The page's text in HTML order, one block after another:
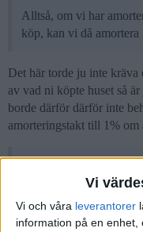
Vi
Vi och våra leverantorer
information på en
Alltså, om vi har
köp, kan vi då amortera
Det här torde ju inte kräva
av vad ni köpte huset så
borde därför därför inte
amorteringstakt till 1% om
Eller måste man göra
tidpunkten för att